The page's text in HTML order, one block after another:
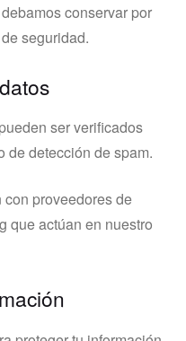
conservar por
seguridad.
ser verificados
de detección de spam.
proveedores de
que actúan en nuestro